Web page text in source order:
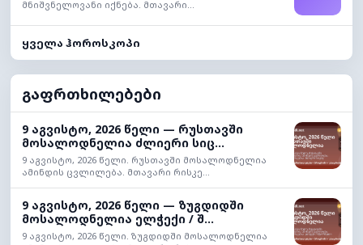
მნიშვნელოვანი იქნება. მთავარი...
ყველა ჰოროსკოპი
გაფრთხილებები
9 აგვისტო, 2026 წელი — რუსთავში
მოსალოდნელია ძლიერი სიც...
9 აგვისტო, 2026 წელი. რუსთავში მოსალოდნელია
ამინდის ცვლილება. მთავარი რისკე...
9 აგვისტო, 2026 წელი — ზუგდიდში
მოსალოდნელია ელჭექი / შ...
9 აგვისტო, 2026 წელი. ზუგდიდში მოსალოდნელია